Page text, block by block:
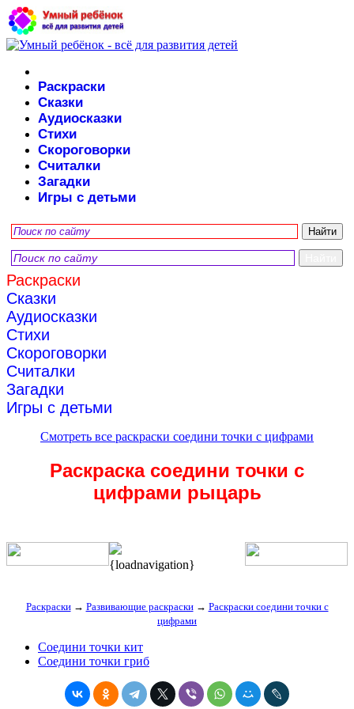
Раскраски
Сказки
Аудиосказки
Стихи
Скороговорки
Считалки
Загадки
Игры с детьми
Раскраски
Сказки
Аудиосказки
Стихи
Скороговорки
Считалки
Загадки
Игры с детьми
Смотреть все раскраски соедини точки с цифрами
Раскраска соедини точки с
цифрами рыцарь
{loadnavigation}
Раскраски→ Развивающие раскраски→ Раскраски соедини точки с
цифрами
Cоедини точки кит
Соедини точки гриб